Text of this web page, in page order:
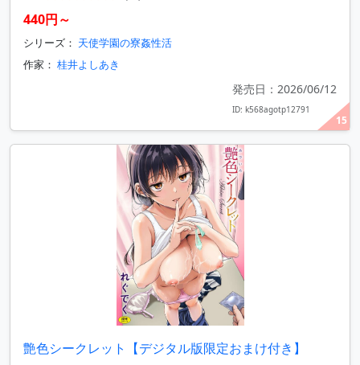
15
440円～
シリーズ： 天使学園の寮姦性活
作家： 桂井よしあき
発売日：2026/06/12
ID: k568agotp12791
艶色シークレット【デジタル版限定おまけ付き】